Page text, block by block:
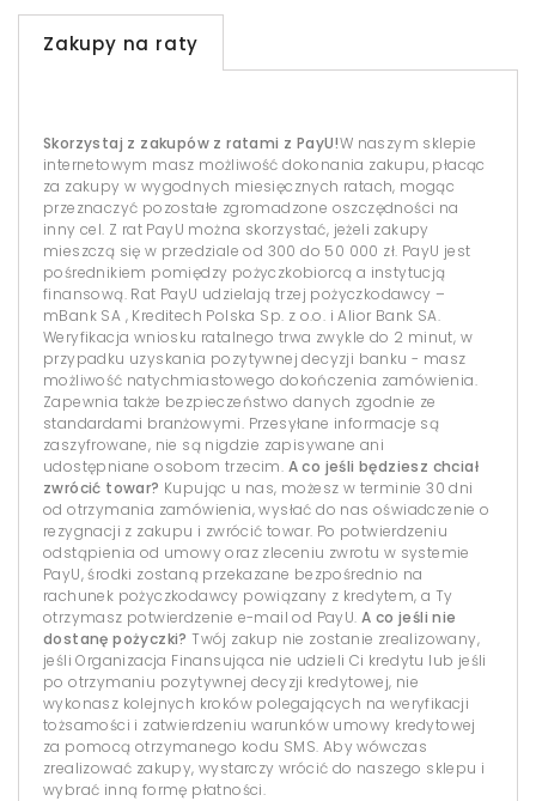
Zakupy na raty
Skorzystaj z zakupów z ratami z PayU!W naszym sklepie
internetowym masz możliwość dokonania zakupu, płacąc
za zakupy w wygodnych miesięcznych ratach, mogąc
przeznaczyć pozostałe zgromadzone oszczędności na
inny cel. Z rat PayU można skorzystać, jeżeli zakupy
mieszczą się w przedziale od 300 do 50 000 zł. PayU jest
pośrednikiem pomiędzy pożyczkobiorcą a instytucją
finansową. Rat PayU udzielają trzej pożyczkodawcy –
mBank SA , Kreditech Polska Sp. z o.o. i Alior Bank SA.
Weryfikacja wniosku ratalnego trwa zwykle do 2 minut, w
przypadku uzyskania pozytywnej decyzji banku - masz
możliwość natychmiastowego dokończenia zamówienia.
Zapewnia także bezpieczeństwo danych zgodnie ze
standardami branżowymi. Przesyłane informacje są
zaszyfrowane, nie są nigdzie zapisywane ani
udostępniane osobom trzecim. A co jeśli będziesz chciał
zwrócić towar? Kupując u nas, możesz w terminie 30 dni
od otrzymania zamówienia, wysłać do nas oświadczenie o
rezygnacji z zakupu i zwrócić towar. Po potwierdzeniu
odstąpienia od umowy oraz zleceniu zwrotu w systemie
PayU, środki zostaną przekazane bezpośrednio na
rachunek pożyczkodawcy powiązany z kredytem, a Ty
otrzymasz potwierdzenie e-mail od PayU. A co jeśli nie
dostanę pożyczki? Twój zakup nie zostanie zrealizowany,
jeśli Organizacja Finansująca nie udzieli Ci kredytu lub jeśli
po otrzymaniu pozytywnej decyzji kredytowej, nie
wykonasz kolejnych kroków polegających na weryfikacji
tożsamości i zatwierdzeniu warunków umowy kredytowej
za pomocą otrzymanego kodu SMS. Aby wówczas
zrealizować zakupy, wystarczy wrócić do naszego sklepu i
wybrać inną formę płatności.